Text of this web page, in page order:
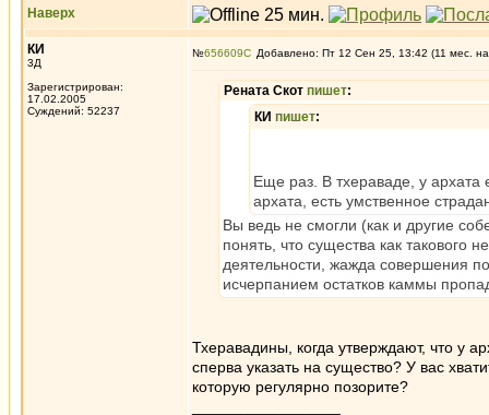
Наверх
КИ
3Д
Зарегистрирован:
17.02.2005
Суждений: 52237
№656609 Добавлено: Пт 12 Сен 25, 13:42 (11 мес.
Рената Скот пишет:
КИ пишет:
Еще раз. В тхераваде, у архата
архата, есть умственное
Вы ведь не смогли (как и другие
понять, что существа как такового
деятельности, жажда совершения
исчерпанием остатков каммы
Тхеравадины, когда утверждают, что у
сперва указать на существо? У вас
которую регулярно позорите?